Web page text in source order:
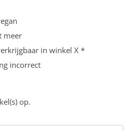
meer
in winkel X *
incorrect
op.